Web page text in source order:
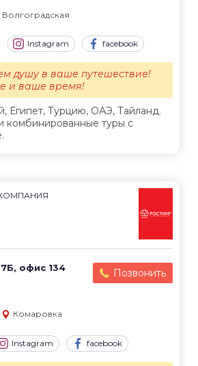
Волгоградская
Instagram facebook
Египет, Турцию, ОАЭ, Тайланд.
комбинированные туры с
душу в ваше путешествие!
и ваше время!
офис 134
Позвонить
Комаровка
Instagram facebook